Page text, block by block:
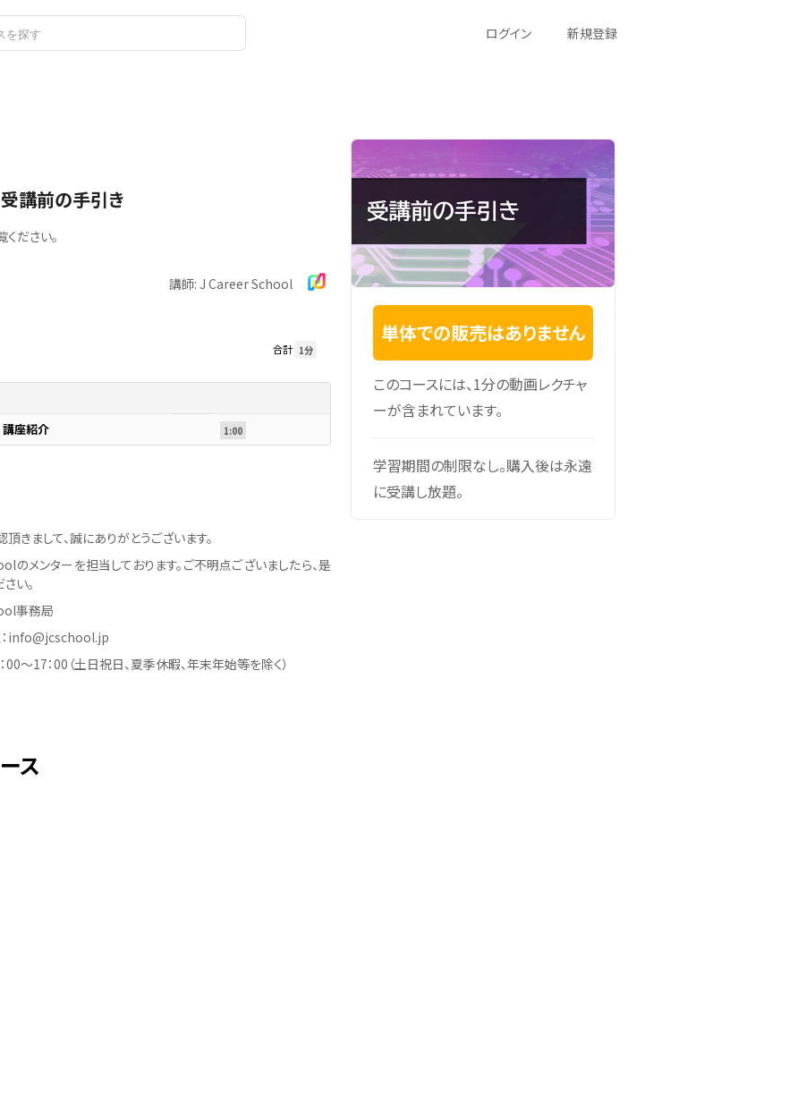
ログイン
ログイン
新規登録
講前の手引き
ださい。
講師: J Career School
合計 1分
座紹介 1:00
きまして、誠にありがとうございます。
のメンターを担当しております。ご不明点ございましたら、是
い。
事務局
：info@jcschool.jp
〜17：00（土日祝日、夏季休暇、年末年始等を除く）
単体での販売はありません
このコースには、1分の動画レクチャ
ーが含まれています。
学習期間の制限なし。購入後は永遠
に受講し放題。
ス